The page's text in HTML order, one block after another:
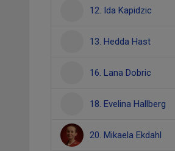
12. Ida Kapidzic
13. Hedda Hast
16. Lana Dobric
18. Evelina Hallberg
20. Mikaela Ekdahl